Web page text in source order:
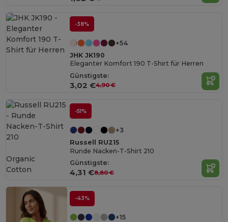
-38%
+54
JHK JK190
Eleganter Komfort 190 T-Shirt für Herren
Günstigste:
3,02 €4,90 €
-51%
+3
Russell RU215
Runde Nacken-T-Shirt 210
Günstigste:
4,31 €8,80 €
Organic
Cotton
-43%
+15